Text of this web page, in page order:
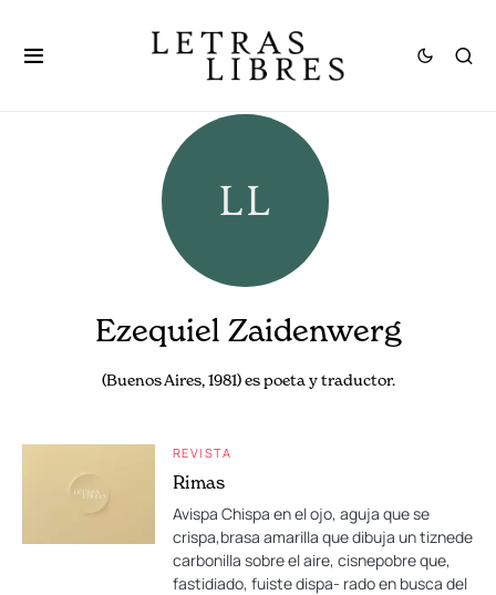
Ezequiel Zaidenwerg
(Buenos Aires, 1981) es poeta y traductor.
REVISTA
Rimas
Avispa Chispa en el ojo, aguja que se
crispa,brasa amarilla que dibuja un tiznede
carbonilla sobre el aire, cisnepobre que,
fastidiado, fuiste dispa- rado en busca del